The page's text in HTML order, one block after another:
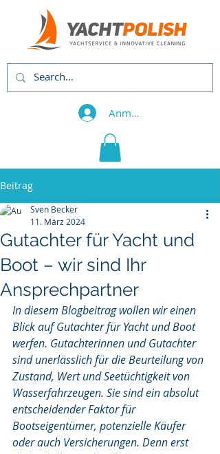
Anmelden
Beitrag
Gutachter für Yacht und
Boot – wir sind Ihr
Ansprechpartner
Sven Becker
11. März 2024
In diesem Blogbeitrag wollen wir einen
Blick auf Gutachter für Yacht und Boot
werfen. Gutachterinnen und Gutachter
sind unerlässlich für die Beurteilung von
Zustand, Wert und Seetüchtigkeit von
Wasserfahrzeugen. Sie sind ein absolut
entscheidender Faktor für
Bootseigentümer, potenzielle Käufer
oder auch Versicherungen. Denn erst